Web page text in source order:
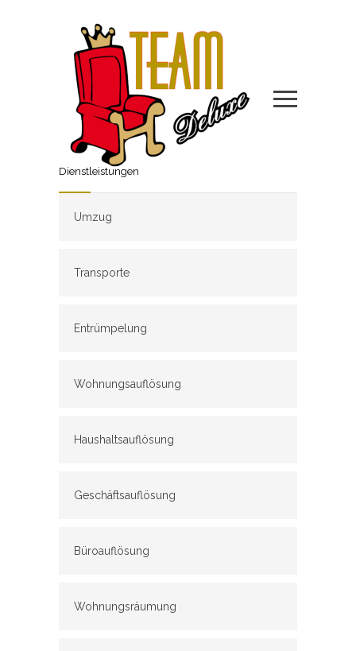
Dienstleistungen
Umzug
Transporte
Entrümpelung
Wohnungsauflösung
Haushaltsauflösung
Geschäftsauflösung
Büroauflösung
Wohnungsräumung